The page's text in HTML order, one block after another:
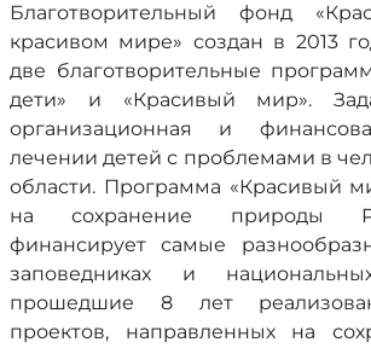
Благотворительный фонд
красивом мире» создан в 2013
две благотворительные
дети» и «Красивый мир».
организационная и
лечении детей с проблемами в
области. Программа «Красивый
на сохранение природы
финансирует самые
заповедниках и
прошедшие 8 лет
проектов, направленных на